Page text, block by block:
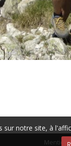
notre site, à